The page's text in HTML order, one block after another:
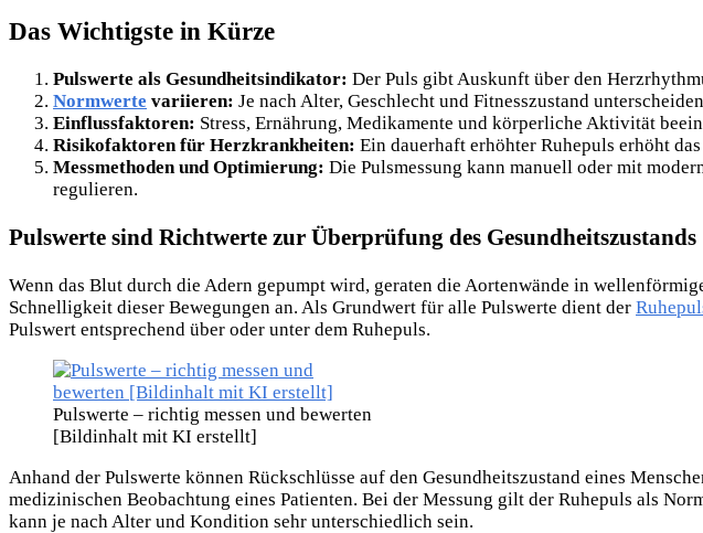
Das Wichtigste in Kürze
Pulswerte als Gesundheitsindikator: Der Puls gibt Auskunft über den
Normwerte variieren: Je nach Alter, Geschlecht und Fitnesszustand
Einflussfaktoren: Stress, Ernährung, Medikamente und körperliche Aktivität
Risikofaktoren für Herzkrankheiten: Ein dauerhaft erhöhter Ruhepuls erhöht
Messmethoden und Optimierung: Die Pulsmessung kann manuell oder mit
regulieren.
Pulswerte sind Richtwerte zur Überprüfung des Gesundheitszustands
Wenn das Blut durch die Adern gepumpt wird, geraten die Aortenwände in
Schnelligkeit dieser Bewegungen an. Als Grundwert für alle Pulswerte dient der
Pulswert entsprechend über oder unter dem Ruhepuls.
Pulswerte – richtig messen und bewerten
[Bildinhalt mit KI erstellt]
Anhand der Pulswerte können Rückschlüsse auf den Gesundheitszustand eines
medizinischen Beobachtung eines Patienten. Bei der Messung gilt der Ruhepuls als
kann je nach Alter und Kondition sehr unterschiedlich sein.